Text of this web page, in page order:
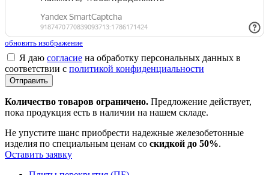
обновить изображение
Я даю согласие на обработку персональных данных в
соответствии с политикой конфиденциальности
Отправить
Количество товаров ограничено. Предложение действует,
пока продукция есть в наличии на нашем складе.
Не упустите шанс приобрести надежные железобетонные
изделия по специальным ценам со скидкой до 50%.
Оставить заявку